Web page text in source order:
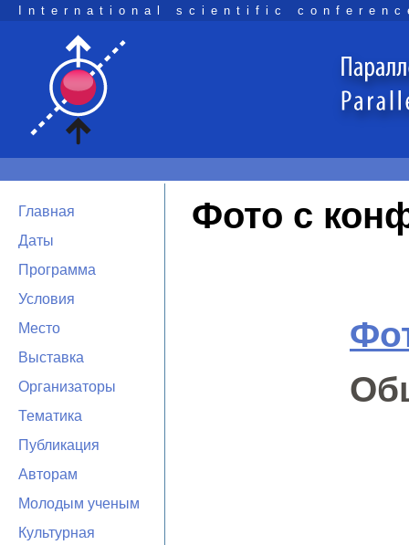
International scientific
Главная
Даты
Программа
Условия
Место
Выставка
Организаторы
Тематика
Публикация
Авторам
Молодым ученым
Культурная
Фото с